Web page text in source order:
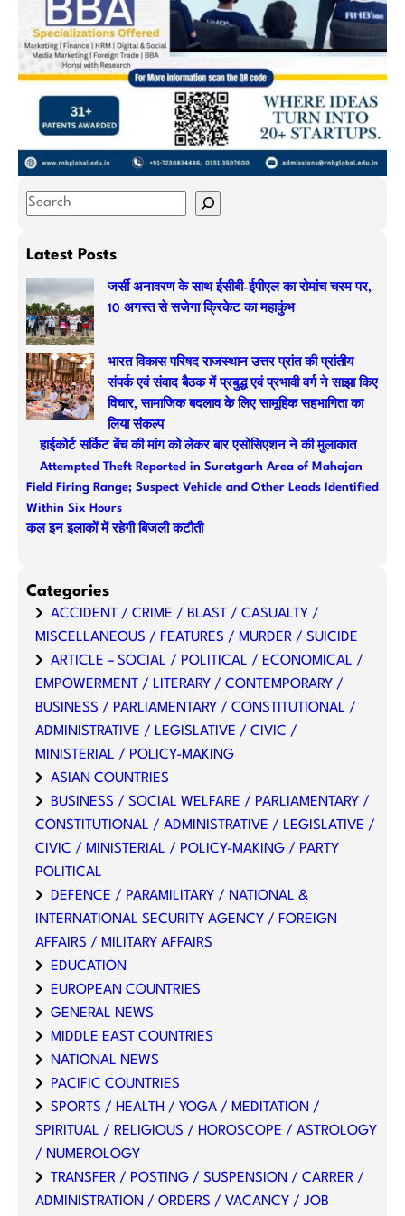
S
a
c
h
Latest Posts
जर्सी अनावरण के साथ ईसीबी-ईपीएल का रोमांच चरम पर,
10 अगस्त से सजेगा क्रिकेट का महाकुंभ
भारत विकास परिषद राजस्थान उत्तर प्रांत की प्रांतीय
संपर्क एवं संवाद बैठक में प्रबुद्ध एवं प्रभावी वर्ग ने साझा किए
विचार, सामाजिक बदलाव के लिए सामूहिक सहभागिता का
लिया संकल्प
हाईकोर्ट सर्किट बेंच की मांग को लेकर बार एसोसिएशन ने की मुलाकात
Attempted Theft Reported in Suratgarh Area of Mahajan
Field Firing Range; Suspect Vehicle and Other Leads Identified
Within Six Hours
कल इन इलाकों में रहेगी बिजली कटौती
Categories
ACCIDENT / CRIME / BLAST / CASUALTY /
MISCELLANEOUS / FEATURES / MURDER / SUICIDE
ARTICLE – SOCIAL / POLITICAL / ECONOMICAL /
EMPOWERMENT / LITERARY / CONTEMPORARY /
BUSINESS / PARLIAMENTARY / CONSTITUTIONAL /
ADMINISTRATIVE / LEGISLATIVE / CIVIC /
MINISTERIAL / POLICY-MAKING
ASIAN COUNTRIES
BUSINESS / SOCIAL WELFARE / PARLIAMENTARY /
CONSTITUTIONAL / ADMINISTRATIVE / LEGISLATIVE /
CIVIC / MINISTERIAL / POLICY-MAKING / PARTY
POLITICAL
DEFENCE / PARAMILITARY / NATIONAL &
INTERNATIONAL SECURITY AGENCY / FOREIGN
AFFAIRS / MILITARY AFFAIRS
EDUCATION
EUROPEAN COUNTRIES
GENERAL NEWS
MIDDLE EAST COUNTRIES
NATIONAL NEWS
PACIFIC COUNTRIES
SPORTS / HEALTH / YOGA / MEDITATION /
SPIRITUAL / RELIGIOUS / HOROSCOPE / ASTROLOGY
/ NUMEROLOGY
TRANSFER / POSTING / SUSPENSION / CARRER /
ADMINISTRATION / ORDERS / VACANCY / JOB